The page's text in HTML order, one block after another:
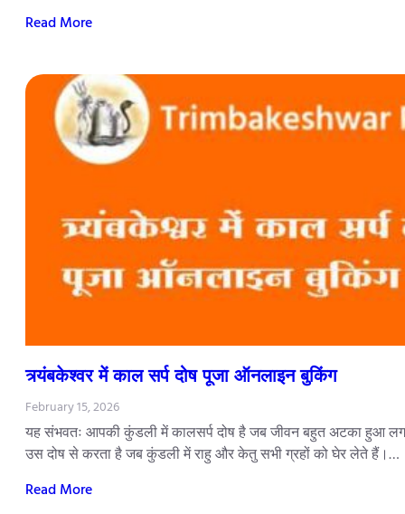
Read More
त्र्यंबकेश्वर में काल सर्प दोष पूजा ऑनलाइन बुकिंग
February 15, 2026
यह संभवतः आपकी कुंडली में कालसर्प दोष है जब जीवन बहुत अटका हुआ
उस दोष से करता है जब कुंडली में राहु और केतु सभी ग्रहों को घेर लेते हैं।…
Read More